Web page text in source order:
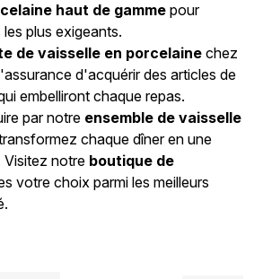
haut de gamme pour
plus exigeants.
de vaisselle en porcelaine chez
d'acquérir des articles de
embelliront chaque repas.
par notre ensemble de vaisselle
chaque dîner en une
notre boutique de
votre choix parmi les meilleurs